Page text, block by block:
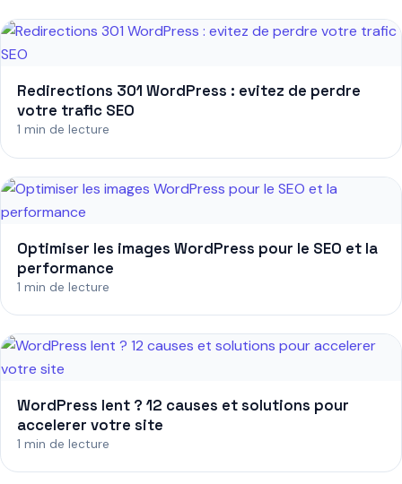
Redirections 301 WordPress : evitez de perdre
votre trafic SEO
1 min de lecture
Optimiser les images WordPress pour le SEO et la
performance
1 min de lecture
WordPress lent ? 12 causes et solutions pour
accelerer votre site
1 min de lecture